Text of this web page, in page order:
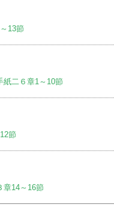
13節
紙二６章1～10節
節
章14～16節